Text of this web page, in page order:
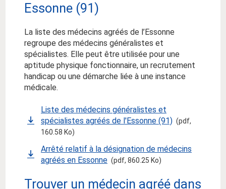
Essonne (91)
La liste des médecins agréés de l’Essonne
regroupe des médecins généralistes et
spécialistes. Elle peut être utilisée pour une
aptitude physique fonctionnaire, un recrutement
handicap ou une démarche liée à une instance
médicale.
Liste des médecins généralistes et
spécialistes agréés de l'Essonne (91) (pdf,
160.58 Ko)
Arrêté relatif à la désignation de médecins
agréés en Essonne (pdf, 860.25 Ko)
Trouver un médecin agréé dans